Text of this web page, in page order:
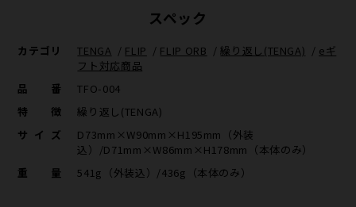
スペック
カテゴリ TENGA / FLIP / FLIP ORB /繰り返し(TENGA) / eギ
フト対応商品
品番
TFO-004
特徴
繰り返し(TENGA)
サイズ
D73mm×W90mm×H195mm（外装
込）/D71mm×W86mm×H178mm（本体のみ）
重量
541g（外装込）/436g（本体のみ）